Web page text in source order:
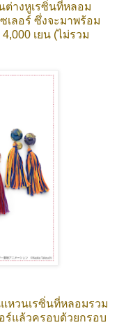
ต่างหูเรซิ่นที่หลอม
เลอร์ ซึ่งจะมาพร้อม
เยน (ไม่รวม
แหวนเรซิ่นที่หลอมรวม
ร์แล้วครอบด้วยกรอบ